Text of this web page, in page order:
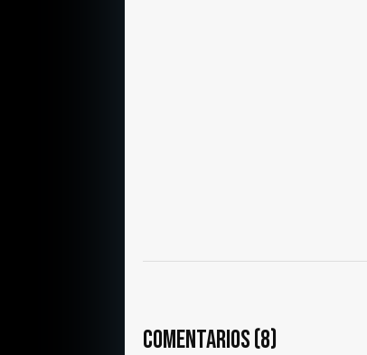
COMENTARIOS (8)